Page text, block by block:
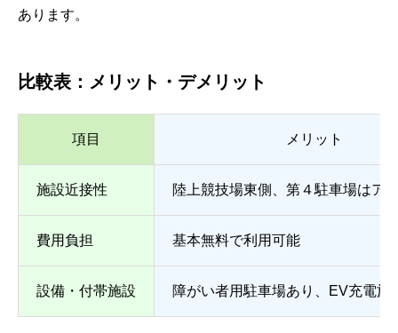
あります。
比較表：メリット・デメリット
項目 メリット
施設近接性 陸上競技場東側、第４駐車場はア
費用負担 基本無料で利用可能
設備・付帯施設 障がい者用駐車場あり、EV充電施